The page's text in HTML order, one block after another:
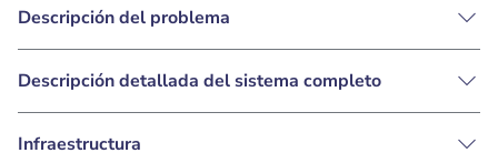
Descripción del problema
Descripción detallada del sistema completo
Infraestructura